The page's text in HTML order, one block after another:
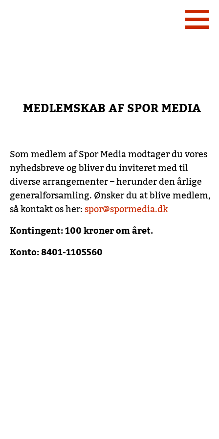
MEDLEMSKAB AF SPOR MEDIA
Som medlem af Spor Media modtager du vores
nyhedsbreve og bliver du inviteret med til
diverse arrangementer – herunder den årlige
generalforsamling. Ønsker du at blive medlem,
så kontakt os her:spor@spormedia.dk
Kontingent: 100 kroner om året.
Konto: 8401-1105560